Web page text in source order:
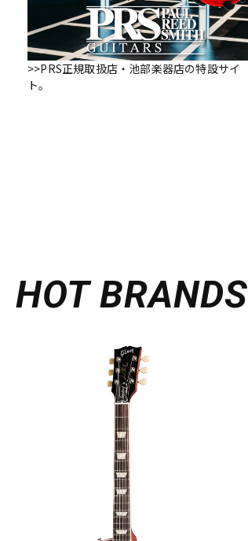
>>PRS正規取扱店・池部楽器店の特設サイ
ト。
HOT BRANDS